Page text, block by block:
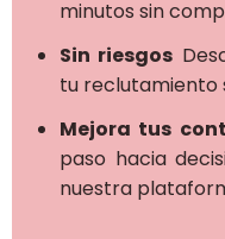
minutos sin
Sin riesgos
tu reclutamiento
Mejora tus
paso hacia
nuestra